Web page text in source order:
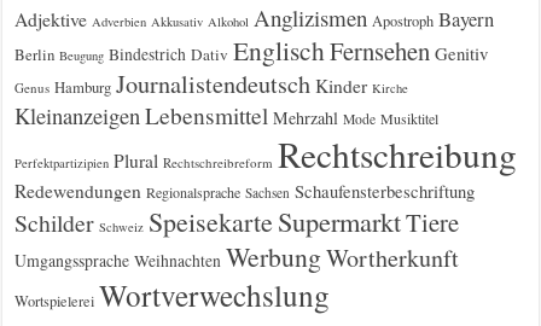
Adjektive Adverbien Akkusativ Alkohol Anglizismen Apostroph Bayern
Berlin Beugung Bindestrich Dativ EnglischFernsehen Genitiv
Genus Hamburg Journalistendeutsch Kinder Kirche
Kleinanzeigen Lebensmittel Mehrzahl Mode Musiktitel
Perfektpartizipien Plural Rechtschreibreform Rechtschreibung
Redewendungen Regionalsprache Sachsen Schaufensterbeschriftung
Schilder Schweiz Speisekarte SupermarktTiere
Umgangssprache Weihnachten WerbungWortherkunft
Wortspielerei Wortverwechslung